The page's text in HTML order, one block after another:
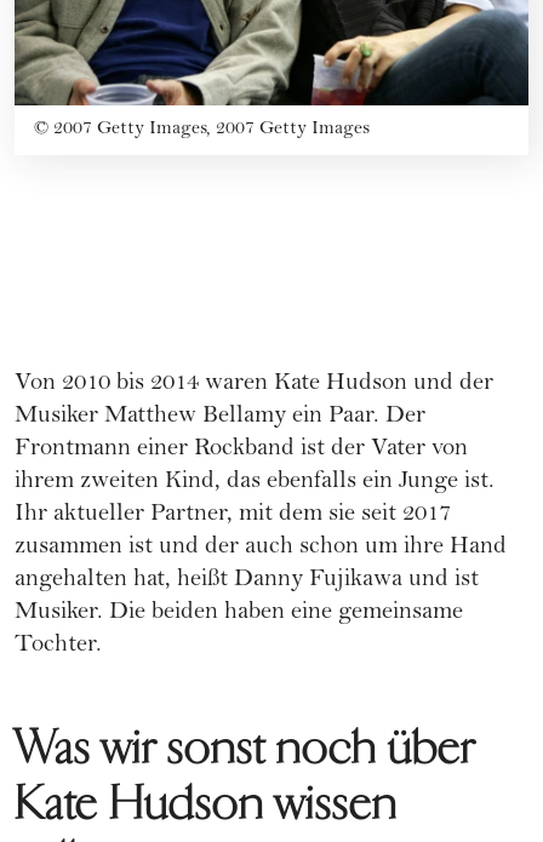
© 2007 Getty Images, 2007 Getty Images
Von 2010 bis 2014 waren Kate Hudson und der
Musiker Matthew Bellamy ein Paar. Der
Frontmann einer Rockband ist der Vater von
ihrem zweiten Kind, das ebenfalls ein Junge ist.
Ihr aktueller Partner, mit dem sie seit 2017
zusammen ist und der auch schon um ihre Hand
angehalten hat, heißt Danny Fujikawa und ist
Musiker. Die beiden haben eine gemeinsame
Tochter.
Was wir sonst noch über
Kate Hudson wissen